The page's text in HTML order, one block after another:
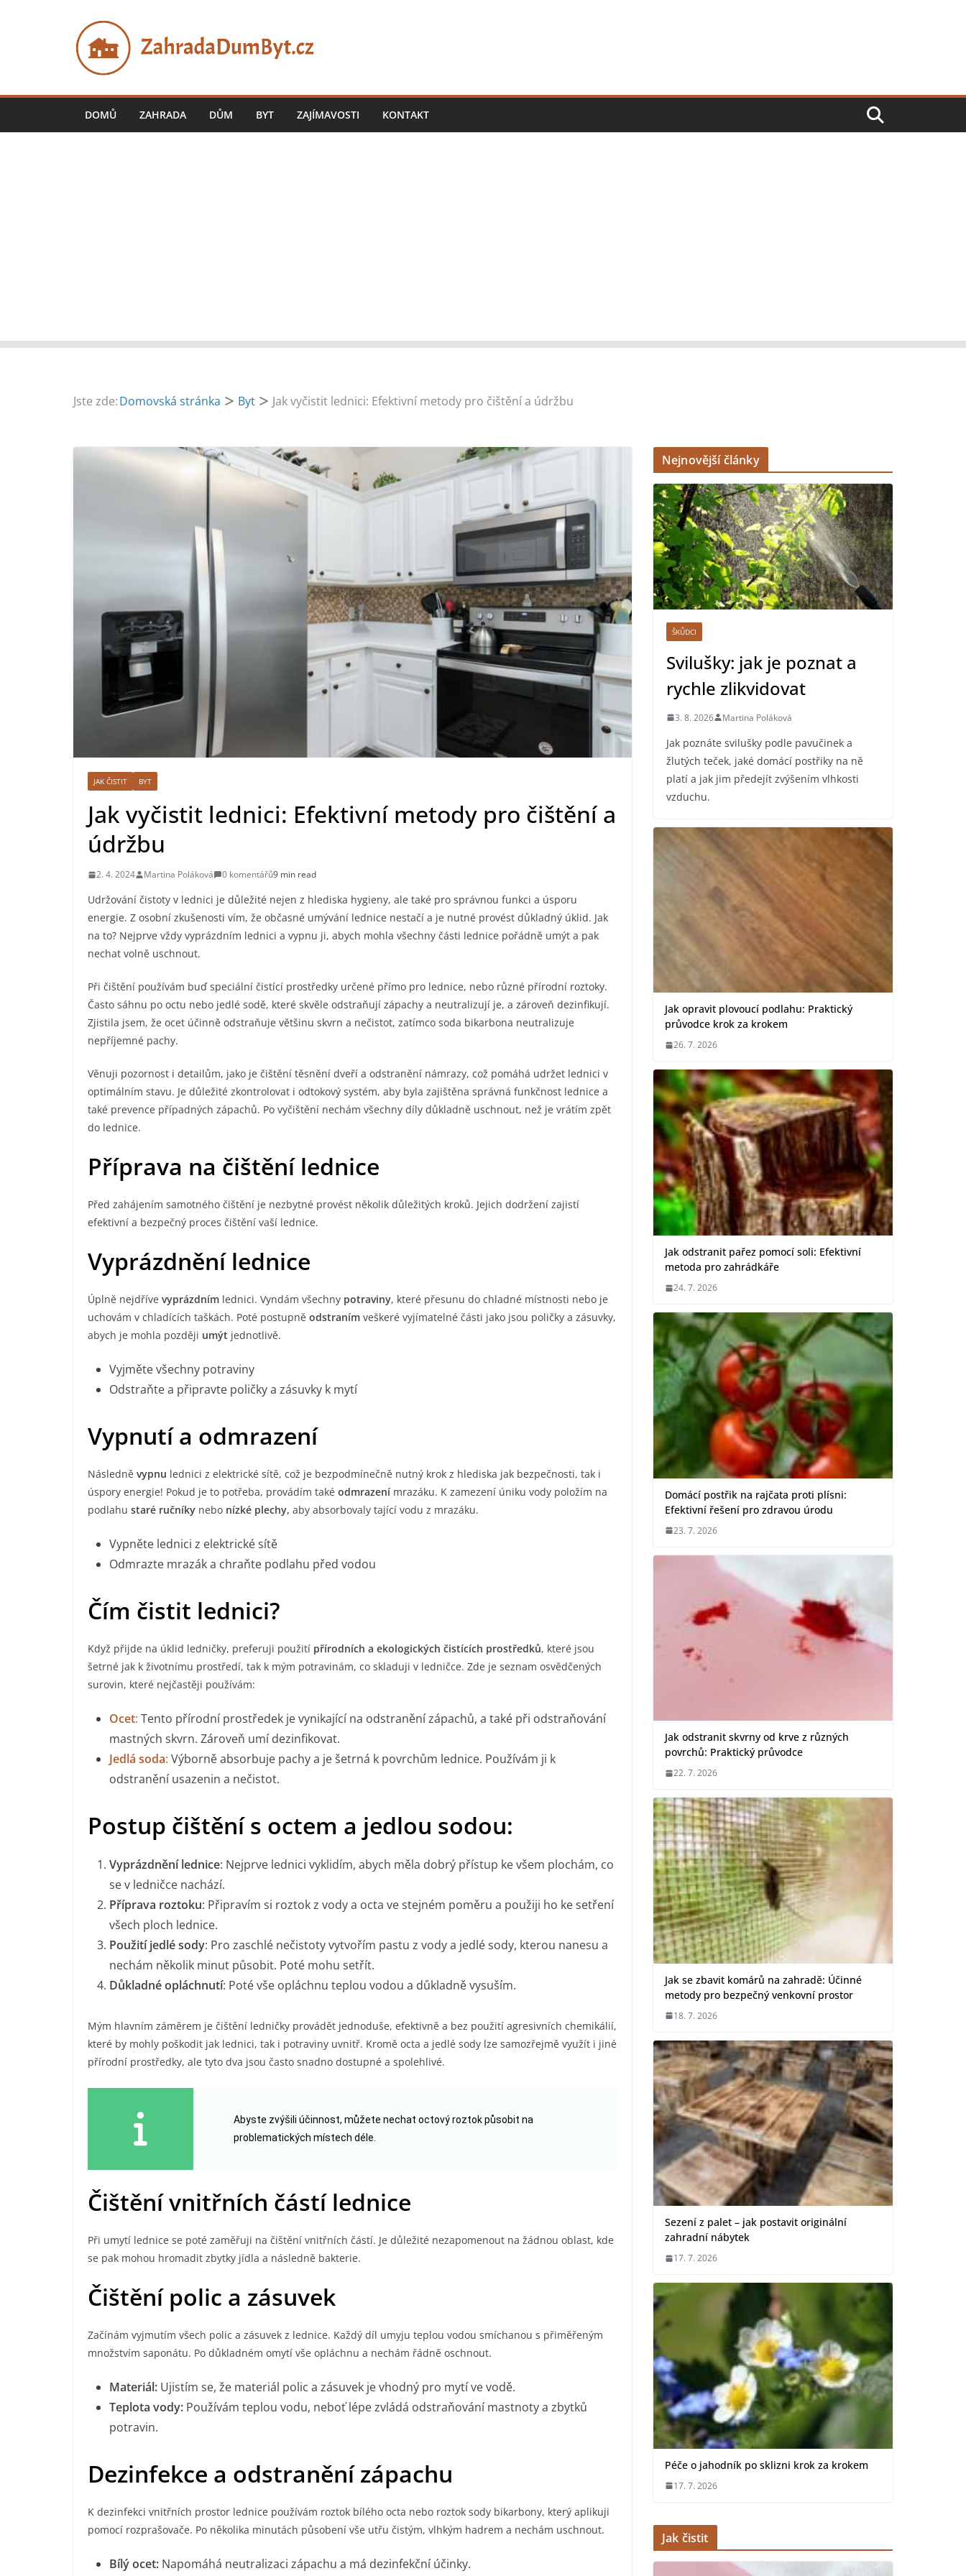
DOMŮ ZAHRADA DŮM BYT ZAJÍMAVOSTI KONTAKT
Jste zde:Domovská stránka Byt Jak vyčistit lednici: Efektivní metody pro čištění a údržbu
JAK ČISTIT BYT
Jak vyčistit lednici: Efektivní metody pro čištění a
údržbu
2. 4. 2024 Martina Poláková 0 komentářů9 min read
Udržování čistoty v lednici je důležité nejen z hlediska hygieny, ale také pro správnou funkci a úsporu
energie. Z osobní zkušenosti vím, že občasné umývání lednice nestačí a je nutné provést důkladný úklid. Jak
na to? Nejprve vždy vyprázdním lednici a vypnu ji, abych mohla všechny části lednice pořádně umýt a pak
nechat volně uschnout.
Při čištění používám buď speciální čistící prostředky určené přímo pro lednice, nebo různé přírodní roztoky.
Často sáhnu po octu nebo jedlé sodě, které skvěle odstraňují zápachy a neutralizují je, a zároveň dezinfikují.
Zjistila jsem, že ocet účinně odstraňuje většinu skvrn a nečistot, zatímco soda bikarbona neutralizuje
nepříjemné pachy.
Věnuji pozornost i detailům, jako je čištění těsnění dveří a odstranění námrazy, což pomáhá udržet lednici v
optimálním stavu. Je důležité zkontrolovat i odtokový systém, aby byla zajištěna správná funkčnost lednice a
také prevence případných zápachů. Po vyčištění nechám všechny díly důkladně uschnout, než je vrátím zpět
do lednice.
Příprava na čištění lednice
Před zahájením samotného čištění je nezbytné provést několik důležitých kroků. Jejich dodržení zajistí
efektivní a bezpečný proces čištění vaší lednice.
Vyprázdnění lednice
Úplně nejdříve vyprázdním lednici. Vyndám všechny potraviny, které přesunu do chladné místnosti nebo je
uchovám v chladících taškách. Poté postupně odstraním veškeré vyjímatelné části jako jsou poličky a zásuvky,
abych je mohla později umýt jednotlivě.
Vyjměte všechny potraviny
Odstraňte a připravte poličky a zásuvky k mytí
Vypnutí a odmrazení
Následně vypnu lednici z elektrické sítě, což je bezpodmínečně nutný krok z hlediska jak bezpečnosti, tak i
úspory energie! Pokud je to potřeba, provádím také odmrazení mrazáku. K zamezení úniku vody položím na
podlahu staré ručníky nebo nízké plechy, aby absorbovaly tající vodu z mrazáku.
Vypněte lednici z elektrické sítě
Odmrazte mrazák a chraňte podlahu před vodou
Čím čistit lednici?
Když přijde na úklid ledničky, preferuji použití přírodních a ekologických čistících prostředků, které jsou
šetrné jak k životnímu prostředí, tak k mým potravinám, co skladuji v ledničce. Zde je seznam osvědčených
surovin, které nejčastěji používám:
Ocet: Tento přírodní prostředek je vynikající na odstranění zápachů, a také při odstraňování
mastných skvrn. Zároveň umí dezinfikovat.
Jedlá soda: Výborně absorbuje pachy a je šetrná k povrchům lednice. Používám ji k
odstranění usazenin a nečistot.
Postup čištění s octem a jedlou sodou:
Vyprázdnění lednice: Nejprve lednici vyklidím, abych měla dobrý přístup ke všem plochám, co
se v ledničce nachází.
Příprava roztoku: Připravím si roztok z vody a octa ve stejném poměru a použiji ho ke setření
všech ploch lednice.
Použití jedlé sody: Pro zaschlé nečistoty vytvořím pastu z vody a jedlé sody, kterou nanesu a
nechám několik minut působit. Poté mohu setřít.
Důkladné opláchnutí: Poté vše opláchnu teplou vodou a důkladně vysuším.
Mým hlavním záměrem je čištění ledničky provádět jednoduše, efektivně a bez použití agresivních chemikálií,
které by mohly poškodit jak lednici, tak i potraviny uvnitř. Kromě octa a jedlé sody lze samozřejmě využít i jiné
přírodní prostředky, ale tyto dva jsou často snadno dostupné a spolehlivé.
Abyste zvýšili účinnost, můžete nechat octový roztok působit na
problematických místech déle.
Čištění vnitřních částí lednice
Při umytí lednice se poté zaměřuji na čištění vnitřních částí. Je důležité nezapomenout na žádnou oblast, kde
se pak mohou hromadit zbytky jídla a následně bakterie.
Čištění polic a zásuvek
Začínám vyjmutím všech polic a zásuvek z lednice. Každý díl umyju teplou vodou smíchanou s přiměřeným
množstvím saponátu. Po důkladném omytí vše opláchnu a nechám řádně oschnout.
Materiál: Ujistím se, že materiál polic a zásuvek je vhodný pro mytí ve vodě.
Teplota vody: Používám teplou vodu, neboť lépe zvládá odstraňování mastnoty a zbytků
potravin.
Dezinfekce a odstranění zápachu
K dezinfekci vnitřních prostor lednice používám roztok bílého octa nebo roztok sody bikarbony, který aplikuji
pomocí rozprašovače. Po několika minutách působení vše utřu čistým, vlhkým hadrem a nechám uschnout.
Bílý ocet: Napomáhá neutralizaci zápachu a má dezinfekční účinky.
Nejnovější články
ŠKŮDCI
Svilušky: jak je poznat a
rychle zlikvidovat
3. 8. 2026 Martina Poláková
Jak poznáte svilušky podle pavučinek a
žlutých teček, jaké domácí postřiky na ně
platí a jak jim předejít zvýšením vlhkosti
vzduchu.
Jak opravit plovoucí podlahu: Praktický
průvodce krok za krokem
26. 7. 2026
Jak odstranit pařez pomocí soli: Efektivní
metoda pro zahrádkáře
24. 7. 2026
Domácí postřik na rajčata proti plísni:
Efektivní řešení pro zdravou úrodu
23. 7. 2026
Jak odstranit skvrny od krve z různých
povrchů: Praktický průvodce
22. 7. 2026
Jak se zbavit komárů na zahradě: Účinné
metody pro bezpečný venkovní prostor
18. 7. 2026
Sezení z palet – jak postavit originální
zahradní nábytek
17. 7. 2026
Péče o jahodník po sklizni krok za krokem
17. 7. 2026
Jak čistit